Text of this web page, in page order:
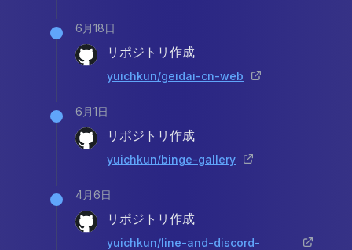
6月18日
リポジトリ作成
yuichkun/geidai-cn-web
6月1日
リポジトリ作成
yuichkun/binge-gallery
4月6日
リポジトリ作成
yuichkun/line-and-discord-